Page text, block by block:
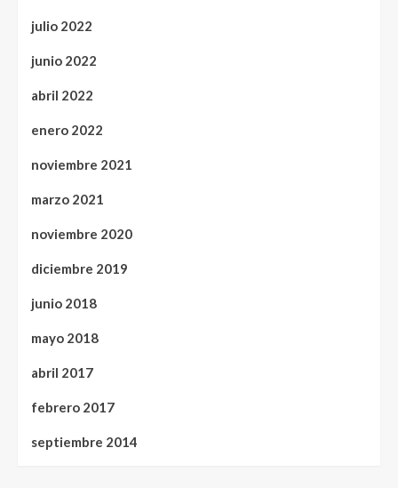
julio 2022
junio 2022
abril 2022
enero 2022
noviembre 2021
marzo 2021
noviembre 2020
diciembre 2019
junio 2018
mayo 2018
abril 2017
febrero 2017
septiembre 2014